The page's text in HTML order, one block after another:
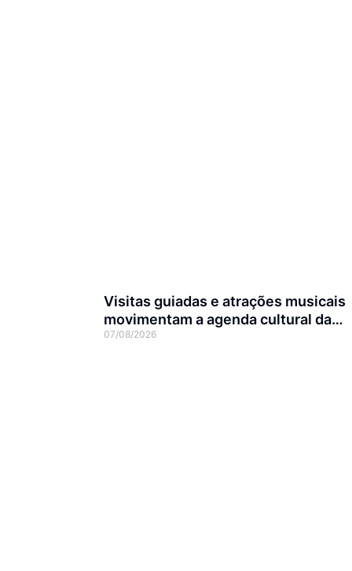
Visitas guiadas e atrações musicais
movimentam a agenda cultural da
semana em Joinville
07/08/2026